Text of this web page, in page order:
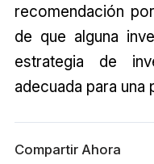
recomendación
de que alguna
estrategia de
adecuada para
Compartir Ahora